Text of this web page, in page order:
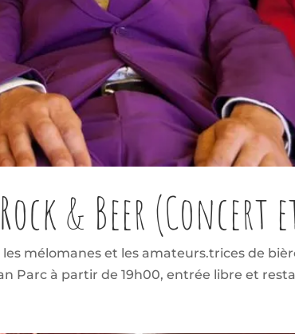
& Beer
mélomanes et les amateurs.trices de
Parc à partir de 19h00, entrée libre et